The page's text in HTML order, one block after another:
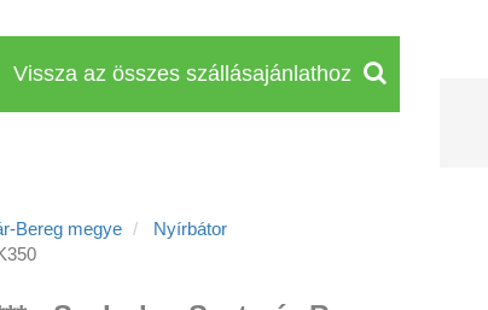
Vissza az összes szállásajánlathoz
Bereg megye
Nyírbátor